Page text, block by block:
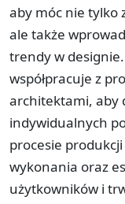
aby móc nie tylko
ale także
trendy w
współpracuje z
architektami, aby
indywidualnych
procesie
wykonania oraz
użytkowników i